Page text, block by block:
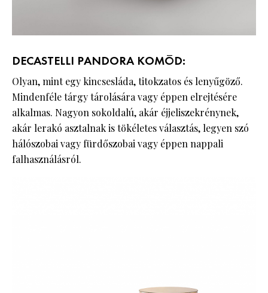
DECASTELLI PANDORA KOMÓD:
Olyan, mint egy kincsesláda, titokzatos és lenyűgöző.
Mindenféle tárgy tárolására vagy éppen elrejtésére
alkalmas. Nagyon sokoldalú, akár éjjeliszekrénynek,
akár lerakó asztalnak is tökéletes választás, legyen szó
hálószobai vagy fürdőszobai vagy éppen nappali
falhasználásról.